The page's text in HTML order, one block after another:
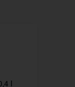
l